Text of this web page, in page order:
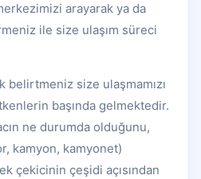
arayarak ya da
ile size ulaşım süreci
belirtmeniz size ulaşmamızı
başında gelmektedir.
ne durumda olduğunu,
kamyon, kamyonet)
çekicinin çeşidi açısından